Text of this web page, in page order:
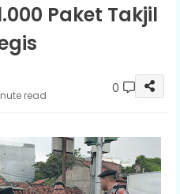
Paket Takjil
read 0